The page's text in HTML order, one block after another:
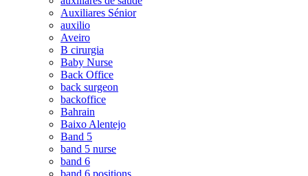
Auxiliares Sénior
auxilio
Aveiro
B cirurgia
Baby Nurse
Back Office
back surgeon
backoffice
Bahrain
Baixo Alentejo
Band 5
band 5 nurse
band 6
band 6 positions